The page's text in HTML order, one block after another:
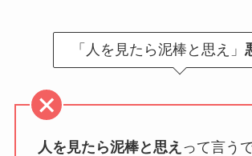
「人を見たら泥棒と思え」
人を見たら泥棒と思え って言う